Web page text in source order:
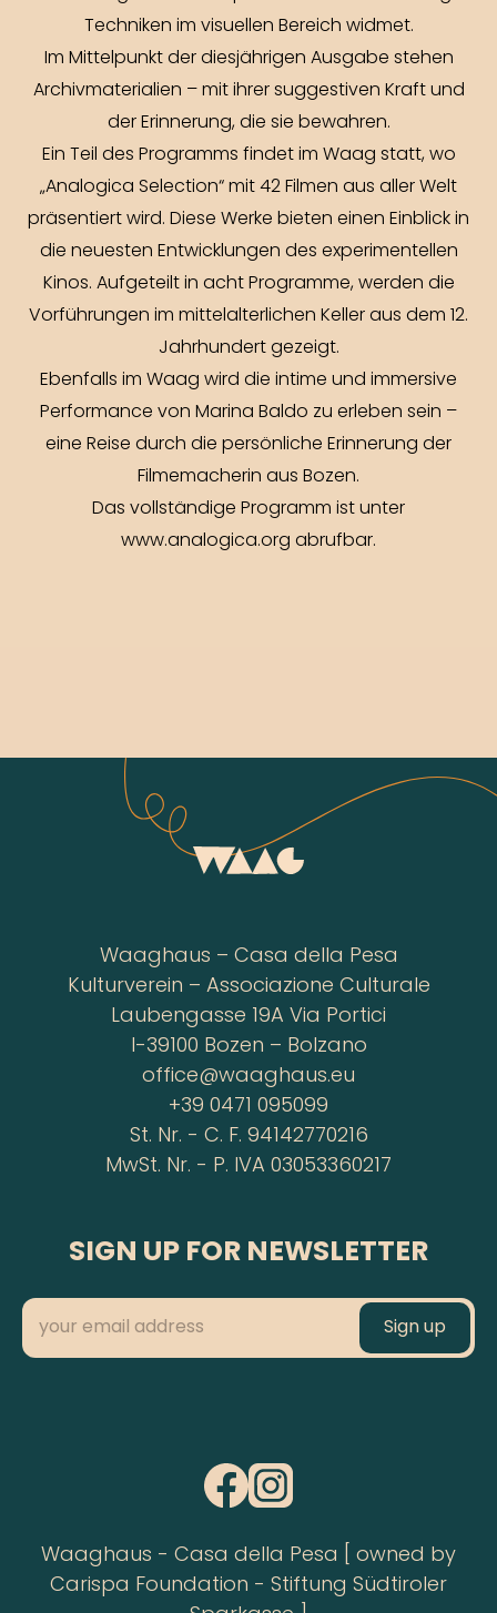
Techniken im visuellen Bereich widmet.
Im Mittelpunkt der diesjährigen Ausgabe stehen
Archivmaterialien – mit ihrer suggestiven Kraft und
der Erinnerung, die sie bewahren.
Ein Teil des Programms findet im Waag statt, wo
„Analogica Selection“ mit 42 Filmen aus aller Welt
präsentiert wird. Diese Werke bieten einen Einblick in
die neuesten Entwicklungen des experimentellen
Kinos. Aufgeteilt in acht Programme, werden die
Vorführungen im mittelalterlichen Keller aus dem 12.
Jahrhundert gezeigt.
Ebenfalls im Waag wird die intime und immersive
Performance von Marina Baldo zu erleben sein –
eine Reise durch die persönliche Erinnerung der
Filmemacherin aus Bozen.
Das vollständige Programm ist unter
www.analogica.orgabrufbar.
Waaghaus – Casa della Pesa
Kulturverein – Associazione Culturale
Laubengasse 19A Via Portici
I-39100 Bozen – Bolzano
office@waaghaus.eu
+39 0471 095099
St. Nr. - C. F. 94142770216
MwSt. Nr. - P. IVA 03053360217
SIGN UP FOR NEWSLETTER
Waaghaus - Casa della Pesa [ owned by
Carispa Foundation - Stiftung Südtiroler